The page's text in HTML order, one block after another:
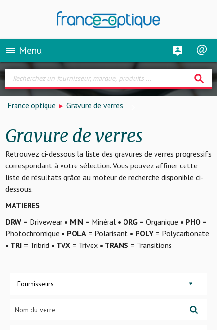
menu Menu
search
France optique Gravure de verres
Gravure de verres
Retrouvez ci-dessous la liste des gravures de verres progressifs
correspondant à votre sélection. Vous pouvez affiner cette
liste de résultats grâce au moteur de recherche disponible ci-
dessous.
MATIERES
DRW= Drivewear • MIN = Minéral • ORG= Organique • PHO=
Photochromique • POLA= Polarisant • POLY= Polycarbonate
• TRI= Tribrid • TVX= Trivex • TRANS= Transitions
Fournisseurs